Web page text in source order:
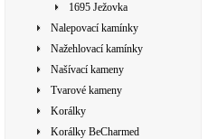
1695 Ježovka
Nalepovací kamínky
Nažehlovací kamínky
Našívací kameny
Tvarové kameny
Korálky
Korálky BeCharmed